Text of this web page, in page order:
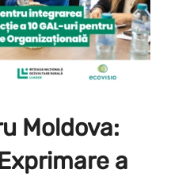
Moldova:
a